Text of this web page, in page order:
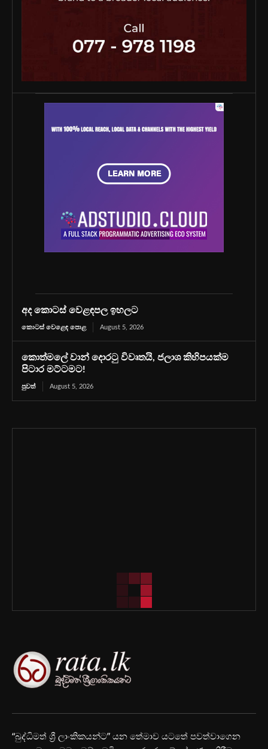
අද කොටස් වෙළඳපල ඉහලට
කොටස් වෙළෙඳ පොළ August 5, 2026
කොත්මලේ වාන් දොරටු විවෘතයි, ජලාශ කිහිපයක්ම
පිටාර මට්ටමට!
පුවත් August 5, 2026
“බුද්ධිමත් ශ්‍රී ලාංකිකයන්ට” යන තේමාව යටතේ පවත්වාගෙන